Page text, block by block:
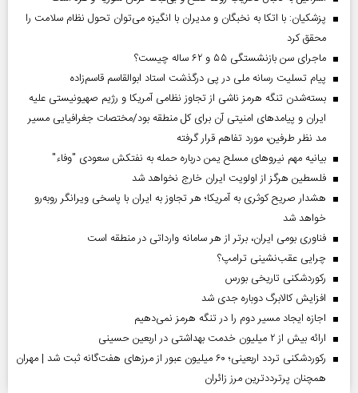
پزشکیان: با اتکا به نخبگان و مدیران با انگیزه می‌توان تحول نظام سلامت را
محقق کرد
ماجرای سن بازنشستگی ۵۵ و ۶۲ ساله چیست؟
پیام تسلیت رسانه ملی در پی درگذشت استاد ابوالقاسم قاسم‌زاده
بسته‌شدن تنگه هرمز ناشی از تجاوز نظامی آمریکا و رژیم صهیونیستی علیه
ایران و پیامد‌های امنیتی آن برای کل منطقه بود/مختصات جغرافیایی مسیر
مد نظر طرفین، مورد تفاهم قرار گرفته
بیانیه مهم نیروهای مسلح یمن درباره حمله به نفتکش سعودی "وفاء"
فلسطین هرگز از اولویت ایران خارج نخواهد شد
هشدار صریح کوثری به آمریکا؛ هر تجاوز به ایران با پاسخی ویرانگر روبه‌رو
خواهد شد
فناوری بومی ایران، برتر از هر سامانه وارداتی در منطقه است
چرایی عقب‌نشینی ترامپ؟
رکوردشکنی تاریخی بورس
افزایش کالابرگ دوباره جدی شد
اجازه ایجاد مسیر دوم را در تنگه هرمز نمی‌دهیم
ارائه بیش از ۲ میلیون خدمت بهداشتی در اربعین حسینی
رکوردشکنی تردد اربعینی؛ ۶۰ میلیون عبور از مرزهای هفت‌گانه ثبت شد | مهران
همچنان پرترددترین مرز زائران